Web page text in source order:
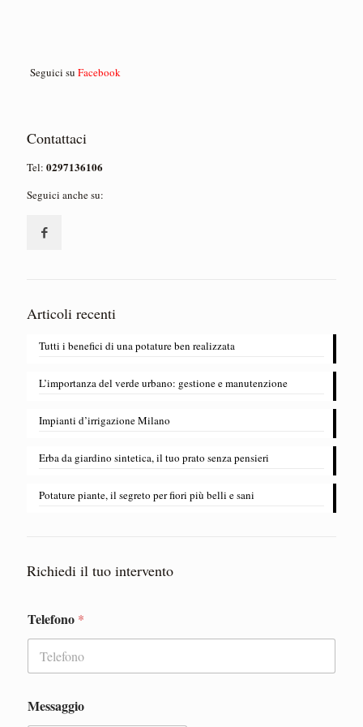
Seguici su Facebook
Contattaci
Tel: 0297136106
Seguici anche su:
Articoli recenti
Tutti i benefici di una potature ben realizzata
L’importanza del verde urbano: gestione e manutenzione
​Impianti d’irrigazione Milano
Erba da giardino sintetica, il tuo prato senza pensieri
Potature piante, il segreto per fiori più belli e sani
Richiedi il tuo intervento
Telefono *
M
Messaggio